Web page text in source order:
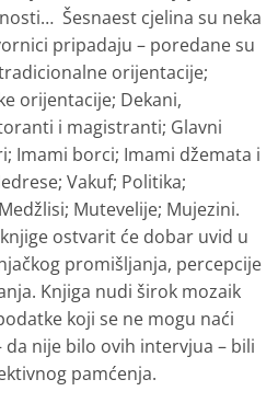
Šesnaest cjelina su neka
pripadaju – poredane su
orijentacije;
orijentacije; Dekani,
i magistranti; Glavni
Imami borci; Imami džemata i
Vakuf; Politika;
Mutevelije; Mujezini.
ostvarit će dobar uvid u
promišljanja, percepcije
Knjiga nudi širok mozaik
koji se ne mogu naći
nije bilo ovih intervjua – bili
pamćenja.